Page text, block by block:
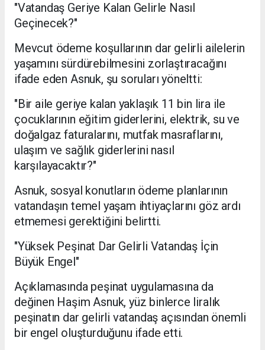
"Vatandaş Geriye Kalan Gelirle Nasıl
Geçinecek?"
Mevcut ödeme koşullarının dar gelirli ailelerin
yaşamını sürdürebilmesini zorlaştıracağını
ifade eden Asnuk, şu soruları yöneltti:
"Bir aile geriye kalan yaklaşık 11 bin lira ile
çocuklarının eğitim giderlerini, elektrik, su ve
doğalgaz faturalarını, mutfak masraflarını,
ulaşım ve sağlık giderlerini nasıl
karşılayacaktır?"
Asnuk, sosyal konutların ödeme planlarının
vatandaşın temel yaşam ihtiyaçlarını göz ardı
etmemesi gerektiğini belirtti.
"Yüksek Peşinat Dar Gelirli Vatandaş İçin
Büyük Engel"
Açıklamasında peşinat uygulamasına da
değinen Haşim Asnuk, yüz binlerce liralık
peşinatın dar gelirli vatandaş açısından önemli
bir engel oluşturduğunu ifade etti.